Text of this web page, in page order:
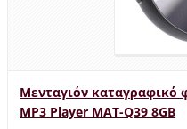
Μενταγιόν
MP3 Player MAT-Q39 8GB